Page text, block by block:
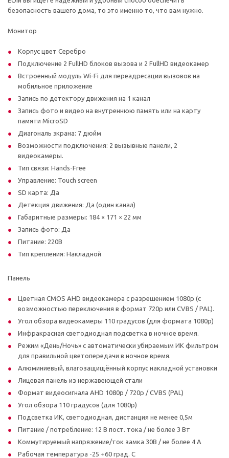
безопасность вашего дома, то это именно то, что вам нужно.
Монитор
Корпус цвет Серебро
Подключение 2 FullHD блоков вызова и 2 FullHD видеокамер
Встроенный модуль Wi-Fi для переадресации вызовов на
мобильное приложение
Запись по детектору движения на 1 канал
Запись фото и видео на внутреннюю память или на карту
памяти MicroSD
Диагональ экрана: 7 дюйм
Возможности подключения: 2 вызывные панели, 2
видеокамеры.
Тип связи: Hands-Free
Управление: Touch screen
SD карта: Да
Детекция движения: Да (один канал)
Габаритные размеры: 184 × 171 × 22 мм
Запись фото: Да
Питание: 220В
Тип крепления: Накладной
Панель
Цветная CMOS AHD видеокамера с разрешением 1080p (с
возможностью переключения в формат 720p или CVBS / PAL).
Угол обзора видеокамеры 110 градусов (для формата 1080p)
Инфракрасная светодиодная подсветка в ночное время.
Режим «День/Ночь» с автоматически убираемым ИК фильтром
для правильной цветопередачи в ночное время.
Алюминиевый, влагозащищённый корпус накладной установки
Лицевая панель из нержавеющей стали
Формат видеосигнала AHD 1080p / 720p / CVBS (PAL)
Угол обзора 110 градусов (для 1080р)
Подсветка ИК, светодиодная, дистанция не менее 0,5м
Питание / потребление: 12 В пост. тока / не более 3 Вт
Коммутируемый напряжение/ток замка 30В / не более 4 А
Рабочая температура -25 +60 град. С